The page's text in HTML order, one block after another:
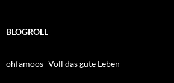
BLOGROLL
ohfamoos- Voll das gute Leben